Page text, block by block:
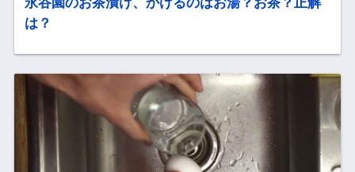
永谷園のお茶漬け、かけるのはお湯？お茶？正解
は？